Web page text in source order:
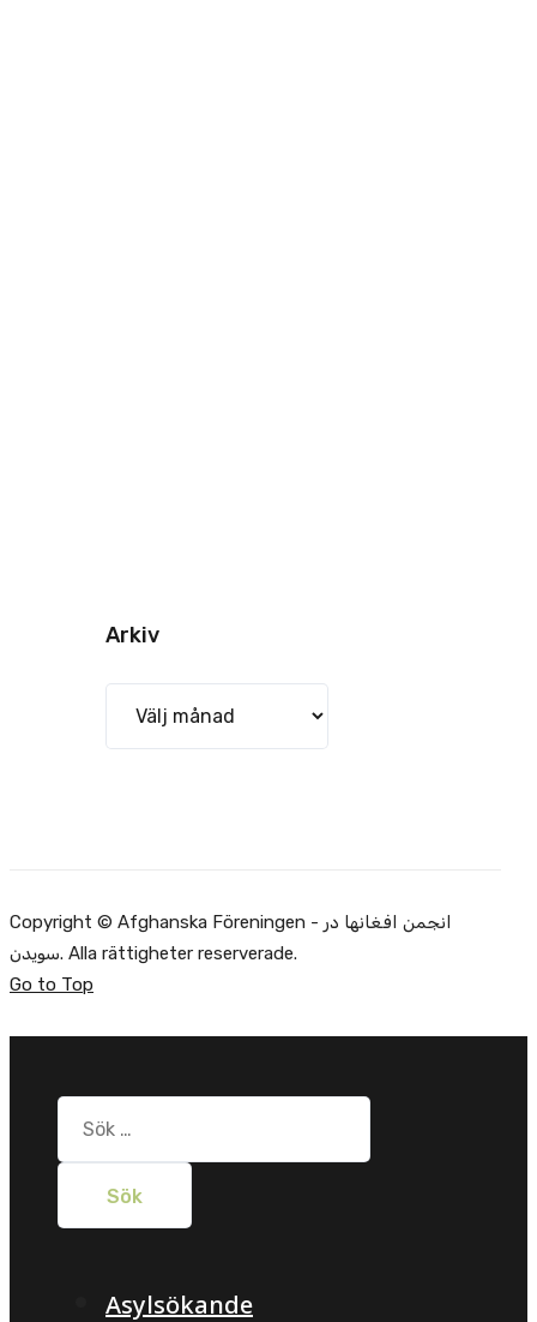
Arkiv
Copyright © Afghanska Föreningen - انجمن افغانها در
سویدن. Alla rättigheter reserverade.
Go to Top
Sök
efter:
Asylsökande